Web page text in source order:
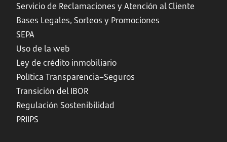
Servicio de Reclamaciones y Atención al Cliente
Bases Legales, Sorteos y Promociones
SEPA
Uso de la web
Ley de crédito inmobiliario
Política Transparencia–Seguros
Transición del IBOR
Regulación Sostenibilidad
PRIIPS